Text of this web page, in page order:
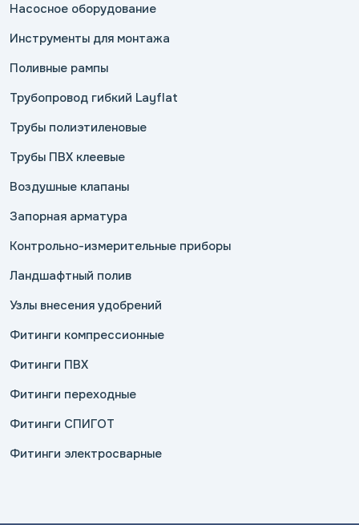
Насосное оборудование
Инструменты для монтажа
Поливные рампы
Трубопровод гибкий Layflat
Трубы полиэтиленовые
Трубы ПВХ клеевые
Воздушные клапаны
Запорная арматура
Контрольно-измерительные приборы
Ландшафтный полив
Узлы внесения удобрений
Фитинги компрессионные
Фитинги ПВХ
Фитинги переходные
Фитинги СПИГОТ
Фитинги электросварные